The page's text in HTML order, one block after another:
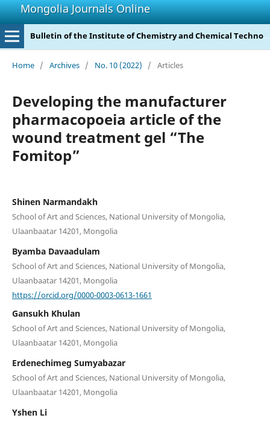
Mongolia Journals Online
Bulletin of the Institute of Chemistry and Chemical Technology
Home / Archives / No. 10 (2022) / Articles
Developing the manufacturer
pharmacopoeia article of the
wound treatment gel “The
Fomitop”
Shinen Narmandakh
School of Art and Sciences, National University of Mongolia,
Ulaanbaatar 14201, Mongolia
Byamba Davaadulam
School of Art and Sciences, National University of Mongolia,
Ulaanbaatar 14201, Mongolia
https://orcid.org/0000-0003-0613-1661
Gansukh Khulan
School of Art and Sciences, National University of Mongolia,
Ulaanbaatar 14201, Mongolia
Erdenechimeg Sumyabazar
School of Art and Sciences, National University of Mongolia,
Ulaanbaatar 14201, Mongolia
Yshen Li